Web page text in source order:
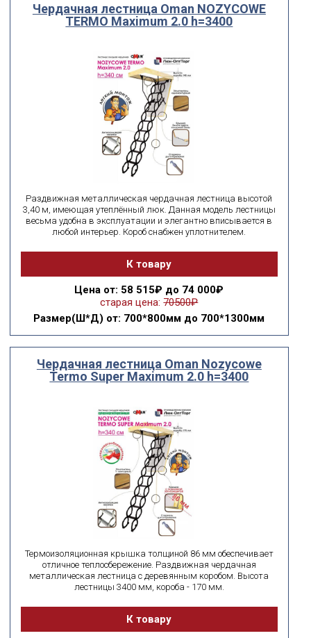
Чердачная лестница Oman NOZYCOWE
TERMO Maximum 2.0 h=3400
Раздвижная металлическая чердачная лестница высотой
3,40 м, имеющая утеплённый люк. Данная модель лестницы
весьма удобна в эксплуатации и элегантно вписывается в
любой интерьер. Короб снабжен уплотнителем.
К товару
Цена от: 58 515₽ до 74 000₽
старая цена: 70500₽
Размер(Ш*Д) от: 700*800мм до 700*1300мм
Чердачная лестница Oman Nozycowe
Termo Super Maximum 2.0 h=3400
Термоизоляционная крышка толщиной 86 мм обеспечивает
отличное теплосбережение. Раздвижная чердачная
металлическая лестница с деревянным коробом. Высота
лестницы 3400 мм, короба - 170 мм.
К товару